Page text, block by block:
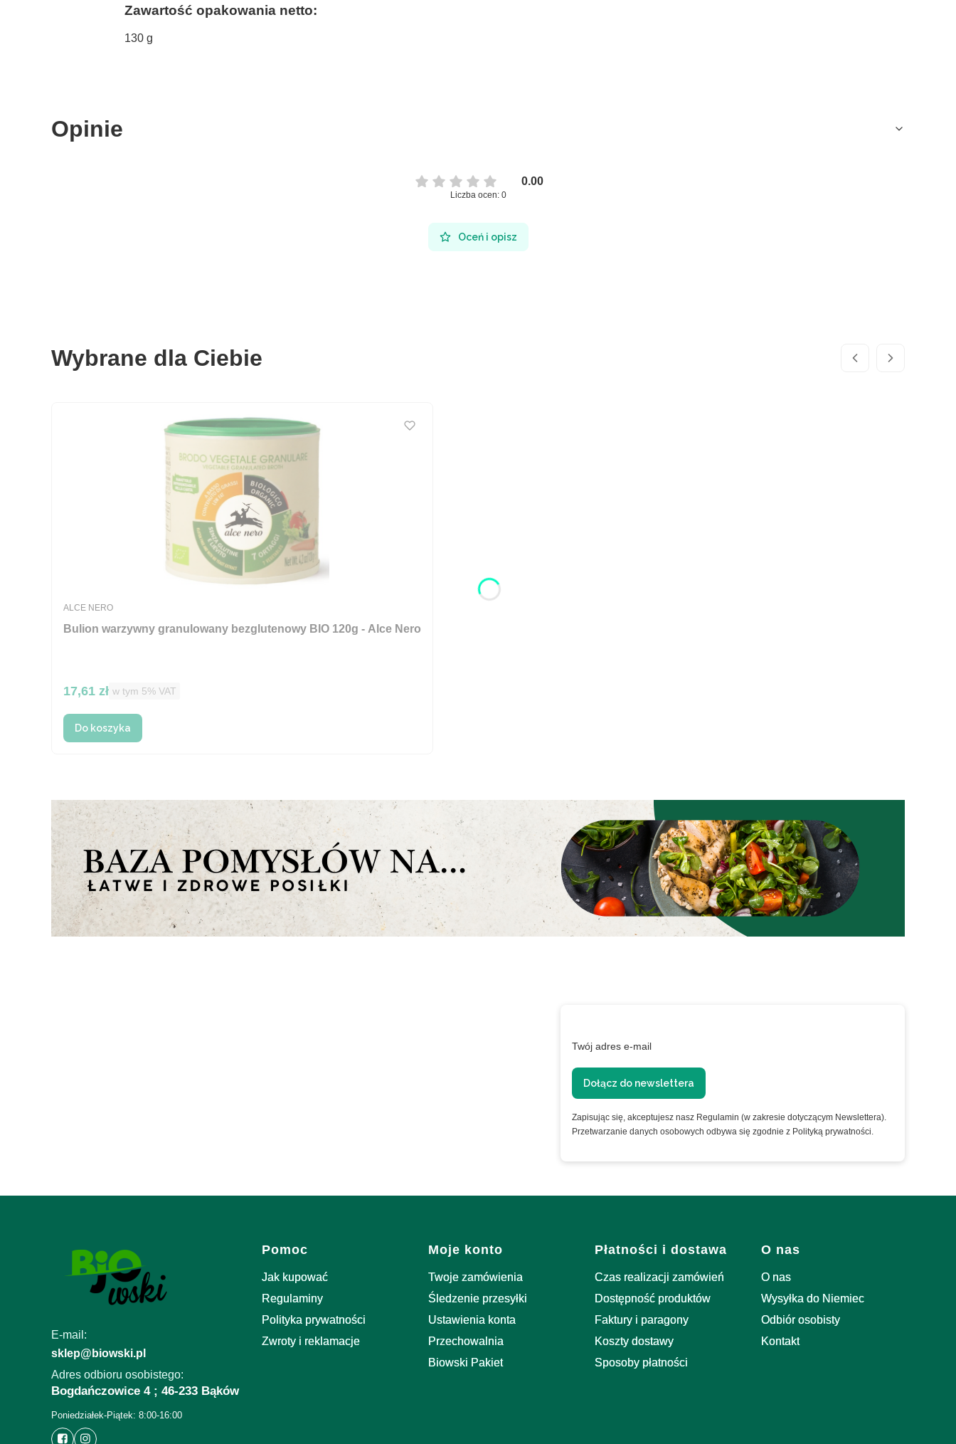
Zawartość opakowania netto:
130 g
Opinie
0.00
Liczba ocen: 0
Oceń i opisz
Wybrane dla Ciebie
Bulion warzywny granulowany bezglutenowy BIO 120g - Alce Nero
PRODUCENT
ALCE NERO
Cena brutto
17,61 zł w tym %s VAT
w tym 5% VAT
Do koszyka
Twój adres e-mail
Dołącz do newslettera
Zapisując się, akceptujesz nasz Regulamin (w zakresie dotyczącym Newslettera).
Przetwarzanie danych osobowych odbywa się zgodnie z Polityką prywatności.
E-mail:
sklep@biowski.pl
Adres odbioru osobistego:
Bogdańczowice 4 ; 46-233 Bąków
Poniedziałek-Piątek: 8:00-16:00
Linki w stopce
Pomoc
Jak kupować
Regulaminy
Polityka prywatności
Zwroty i reklamacje
Moje konto
Twoje zamówienia
Śledzenie przesyłki
Ustawienia konta
Przechowalnia
Biowski Pakiet
Płatności i dostawa
Czas realizacji zamówień
Dostępność produktów
Faktury i paragony
Koszty dostawy
Sposoby płatności
O nas
O nas
Wysyłka do Niemiec
Odbiór osobisty
Kontakt